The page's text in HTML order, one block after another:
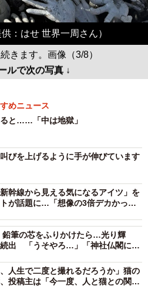
：はせ 世界一周さん）
きます。画像（3/8）
ルで次の写真 ↓
めニュース
ると……「中は地獄」
びを上げるように手が伸びています
幹線から見える気になるアイツ」を
が話題に…「想像の3倍デカかっ
鉛筆の芯をふりかけたら…光り輝
続出 「うそやろ…」「神社仏閣に奉
人生で二度と撮れるだろうか」猫の
投稿主は「今一度、人と猫との関わ